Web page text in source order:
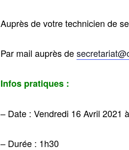
Auprès de votre technicien de
Par mail auprès de
Infos pratiques :
– Date : Vendredi 16 Avril 2021
– Durée : 1h30